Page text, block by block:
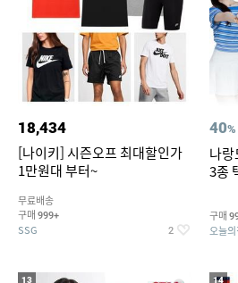
18,434
[나이키] 시즌오프 최대할인가
1만원대 부터~
무료배송
구매 999+
SSG 2
40%
나
3종
구매
오늘의
13 14